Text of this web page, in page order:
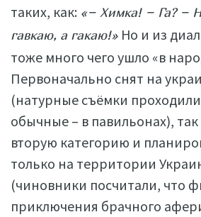
таких, как: «− Химка! − Га? −
гавкаю, а гакаю!» Но и из
тоже много чего ушло «в
Первоначально снят на
(натурные съёмки
обычные – в павильонах), так
вторую категорию и
только на территории
(чиновники посчитали, что
приключения брачного